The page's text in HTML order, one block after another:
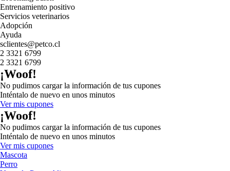
Entrenamiento positivo
Servicios veterinarios
Adopción
Ayuda
sclientes@petco.cl
2 3321 6799
2 3321 6799
¡Woof!
No pudimos cargar la información de tus cupones
Inténtalo de nuevo en unos minutos
Ver mis cupones
¡Woof!
No pudimos cargar la información de tus cupones
Inténtalo de nuevo en unos minutos
Ver mis cupones
Mascota
Perro